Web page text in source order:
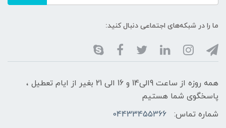
ما را در شبکه‌های اجتماعی دنبال کنید:
همه روزه از ساعت 9الی14 و 16 الی 21 بغیر از ایام تعطیل ،
پاسخگوی شما هستیم
شماره تماس:
04433455366